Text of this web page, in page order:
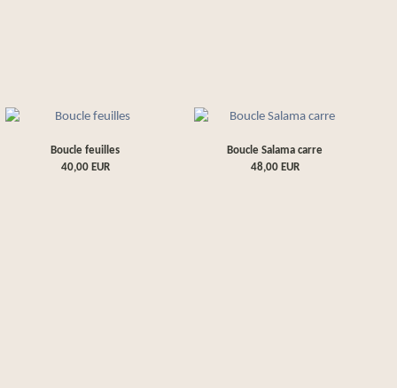
Boucle feuilles
40,00 EUR
Boucle Salama carre
48,00 EUR